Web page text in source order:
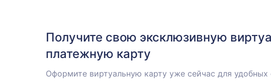
Получите свою эксклюзивную
платежную карту
Оформите виртуальную карту уже сейчас для удобных